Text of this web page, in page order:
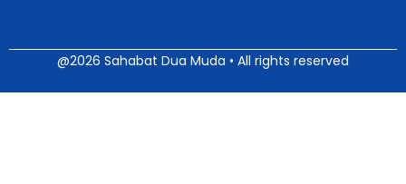
@2026 Sahabat Dua Muda • All rights reserved